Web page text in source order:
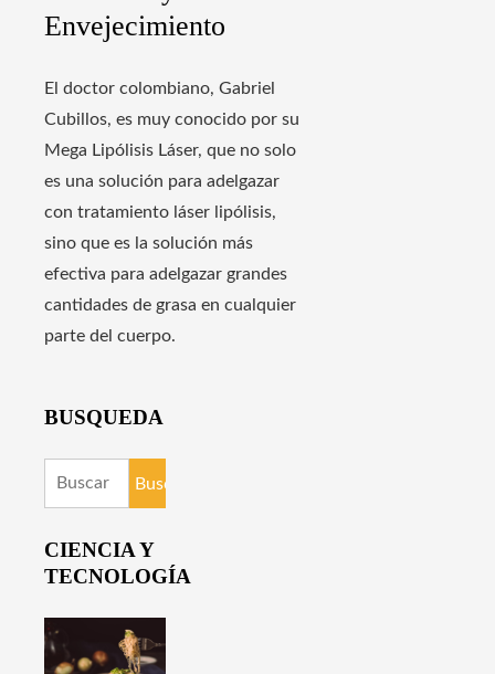
Envejecimiento
El doctor colombiano, Gabriel
Cubillos, es muy conocido por su
Mega Lipólisis Láser, que no solo
es una solución para adelgazar
con tratamiento láser lipólisis,
sino que es la solución más
efectiva para adelgazar grandes
cantidades de grasa en cualquier
parte del cuerpo.
BUSQUEDA
Buscar:
CIENCIA Y
TECNOLOGÍA